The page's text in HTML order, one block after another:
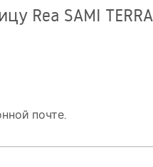
Rea SAMI TERRA
почте.